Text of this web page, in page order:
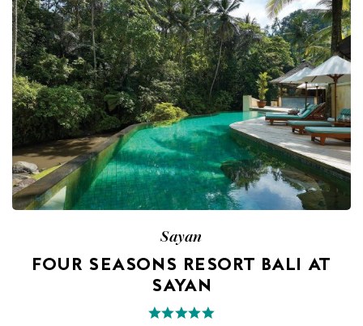
Sayan
FOUR SEASONS RESORT BALI AT
SAYAN